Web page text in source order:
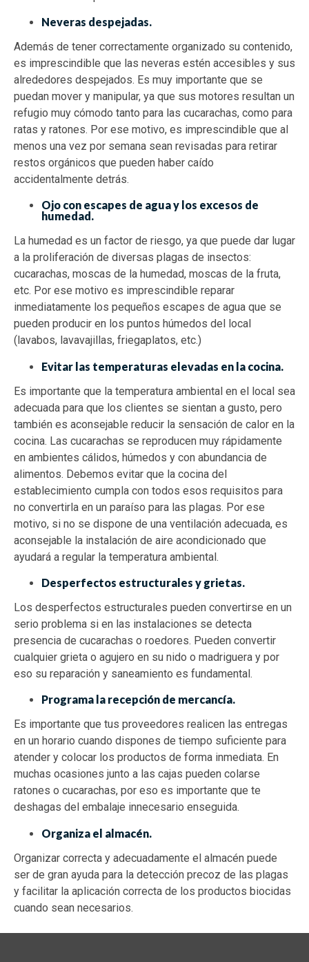
Neveras despejadas.
Además de tener correctamente organizado su contenido,
es imprescindible que las neveras estén accesibles y sus
alrededores despejados. Es muy importante que se
puedan mover y manipular, ya que sus motores resultan un
refugio muy cómodo tanto para las cucarachas, como para
ratas y ratones. Por ese motivo, es imprescindible que al
menos una vez por semana sean revisadas para retirar
restos orgánicos que pueden haber caído
accidentalmente detrás.
Ojo con escapes de agua y los excesos de
humedad.
La humedad es un factor de riesgo, ya que puede dar lugar
a la proliferación de diversas plagas de insectos:
cucarachas, moscas de la humedad, moscas de la fruta,
etc. Por ese motivo es imprescindible reparar
inmediatamente los pequeños escapes de agua que se
pueden producir en los puntos húmedos del local
(lavabos, lavavajillas, friegaplatos, etc.)
Evitar las temperaturas elevadas en la cocina.
Es importante que la temperatura ambiental en el local sea
adecuada para que los clientes se sientan a gusto, pero
también es aconsejable reducir la sensación de calor en la
cocina. Las cucarachas se reproducen muy rápidamente
en ambientes cálidos, húmedos y con abundancia de
alimentos. Debemos evitar que la cocina del
establecimiento cumpla con todos esos requisitos para
no convertirla en un paraíso para las plagas. Por ese
motivo, si no se dispone de una ventilación adecuada, es
aconsejable la instalación de aire acondicionado que
ayudará a regular la temperatura ambiental.
Desperfectos estructurales y grietas.
Los desperfectos estructurales pueden convertirse en un
serio problema si en las instalaciones se detecta
presencia de cucarachas o roedores. Pueden convertir
cualquier grieta o agujero en su nido o madriguera y por
eso su reparación y saneamiento es fundamental.
Programa la recepción de mercancía.
Es importante que tus proveedores realicen las entregas
en un horario cuando dispones de tiempo suficiente para
atender y colocar los productos de forma inmediata. En
muchas ocasiones junto a las cajas pueden colarse
ratones o cucarachas, por eso es importante que te
deshagas del embalaje innecesario enseguida.
Organiza el almacén.
Organizar correcta y adecuadamente el almacén puede
ser de gran ayuda para la detección precoz de las plagas
y facilitar la aplicación correcta de los productos biocidas
cuando sean necesarios.